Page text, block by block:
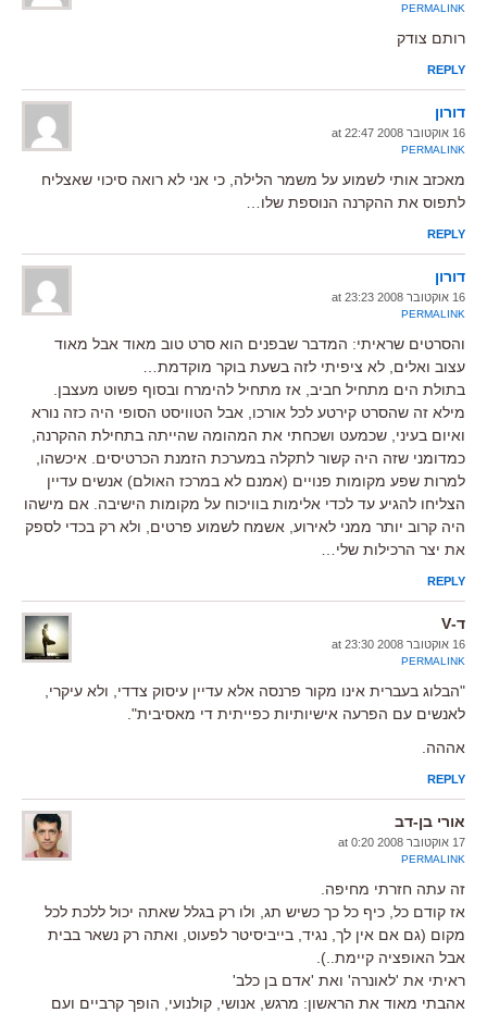
PERMALINK
רותם צודק
REPLY
דורון
16 אוקטובר 2008 at 22:47
PERMALINK
מאכזב אותי לשמוע על משמר הלילה, כי אני לא רואה סיכוי שאצליח
לתפוס את ההקרנה הנוספת שלו…
REPLY
דורון
16 אוקטובר 2008 at 23:23
PERMALINK
והסרטים שראיתי: המדבר שבפנים הוא סרט טוב מאוד אבל מאוד
עצוב ואלים, לא ציפיתי לזה בשעת בוקר מוקדמת…
בתולת הים מתחיל חביב, אז מתחיל להימרח ובסוף פשוט מעצבן.
מילא זה שהסרט קירטע לכל אורכו, אבל הטוויסט הסופי היה כזה נורא
ואיום בעיני, שכמעט ושכחתי את המהומה שהייתה בתחילת ההקרנה,
כמדומני שזה היה קשור לתקלה במערכת הזמנת הכרטיסים. איכשהו,
למרות שפע מקומות פנויים (אמנם לא במרכז האולם) אנשים עדיין
הצליחו להגיע עד לכדי אלימות בוויכוח על מקומות הישיבה. אם מישהו
היה קרוב יותר ממני לאירוע, אשמח לשמוע פרטים, ולא רק בכדי לספק
את יצר הרכילות שלי…
REPLY
ד-V
16 אוקטובר 2008 at 23:30
PERMALINK
"הבלוג בעברית אינו מקור פרנסה אלא עדיין עיסוק צדדי, ולא עיקרי,
לאנשים עם הפרעה אישיותיות כפייתית די מאסיבית".
אההה.
REPLY
אורי בן-דב
17 אוקטובר 2008 at 0:20
PERMALINK
זה עתה חזרתי מחיפה.
אז קודם כל, כיף כל כך כשיש תג, ולו רק בגלל שאתה יכול ללכת לכל
מקום (גם אם אין לך, נגיד, בייביסיטר לפעוט, ואתה רק נשאר בבית
אבל האופציה קיימת..).
ראיתי את 'לאונרה' ואת 'אדם בן כלב'
אהבתי מאוד את הראשון: מרגש, אנושי, קולנועי, הופך קרביים ועם